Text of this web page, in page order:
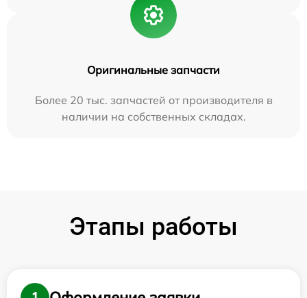
Оригинальные запчасти
Более 20 тыс. запчастей от производителя в
наличии на собственных складах.
Этапы работы